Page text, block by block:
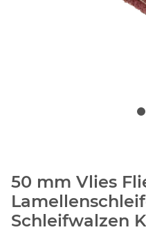
50 mm Vlies
Schleifwalzen